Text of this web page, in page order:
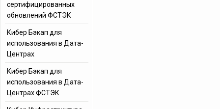
сертифицированных
обновлений ФСТЭК
Кибер Бэкап для
использования в Дата-
Центрах
Кибер Бэкап для
использования в Дата-
Центрах ФСТЭК